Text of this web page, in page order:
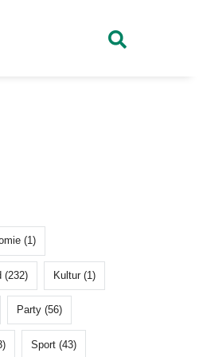
(1)
(232) Kultur (1)
Party (56)
Sport (43)